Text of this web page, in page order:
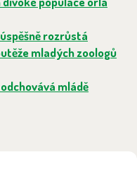
rozrůstá
mladých zoologů
mládě